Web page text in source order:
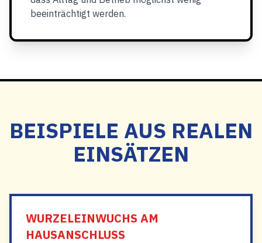
beeinträchtigt werden.
BEISPIELE AUS REALEN
EINSÄTZEN
WURZELEINWUCHS AM
HAUSANSCHLUSS